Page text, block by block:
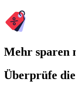
Mehr sparen
Überprüfe